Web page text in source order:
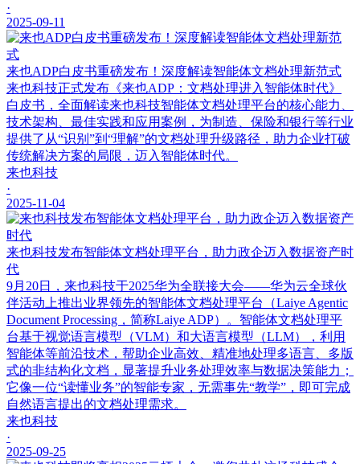
·
2025-09-11
来也ADP白皮书重磅发布！深度解读智能体文档处理新范式
来也科技正式发布《来也ADP：文档处理进入智能体时代》
白皮书，全面解读来也科技智能体文档处理平台的核心能力、
技术架构、最佳实践和应用案例，为制造、保险和银行等行业
提供了从“识别”到“理解”的文档处理升级路径，助力企业打破
传统解决方案的局限，迈入智能体时代。
来也科技
·
2025-11-04
来也科技发布智能体文档处理平台，助力政企迈入数据资产时
代
9月20日，来也科技于2025华为全联接大会——华为云全球伙
伴活动上推出业界领先的智能体文档处理平台（Laiye Agentic
Document Processing，简称Laiye ADP）。智能体文档处理平
台基于视觉语言模型（VLM）和大语言模型（LLM），利用
智能体等前沿技术，帮助企业高效、精准地处理多语言、多版
式的非结构化文档，显著提升业务处理效率与数据决策能力；
它像一位“读懂业务”的智能专家，无需事先“教学”，即可完成
自然语言提出的文档处理需求。
来也科技
·
2025-09-25